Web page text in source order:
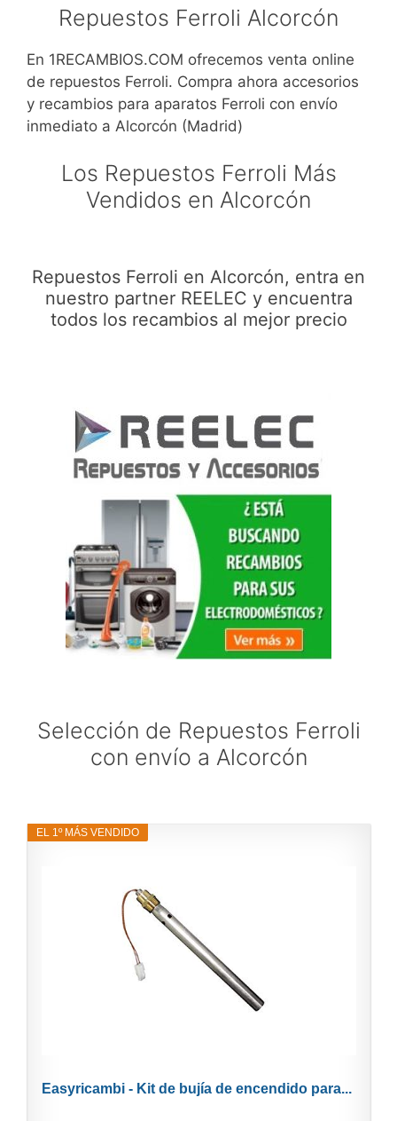
Repuestos Ferroli Alcorcón
En 1RECAMBIOS.COM ofrecemos venta online
de repuestos Ferroli. Compra ahora accesorios
y recambios para aparatos Ferroli con envío
inmediato a Alcorcón (Madrid)
Los Repuestos Ferroli Más
Vendidos en Alcorcón
Repuestos Ferroli en Alcorcón, entra en
nuestro partner REELEC y encuentra
todos los recambios al mejor precio
Selección de Repuestos Ferroli
con envío a Alcorcón
EL 1º MÁS VENDIDO
Easyricambi - Kit de bujía de encendido para...